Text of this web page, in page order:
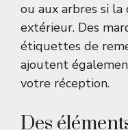
ou aux arbres si la
extérieur. Des
étiquettes de
ajoutent
votre réception.
Des